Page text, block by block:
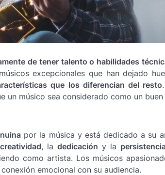
de tener talento o habilidades
excepcionales que han dejado
que los diferencian del resto
un músico sea considerado como un buen
por la música y está dedicado a su
creatividad, la dedicación y la
como artista. Los músicos
emocional con su audiencia.